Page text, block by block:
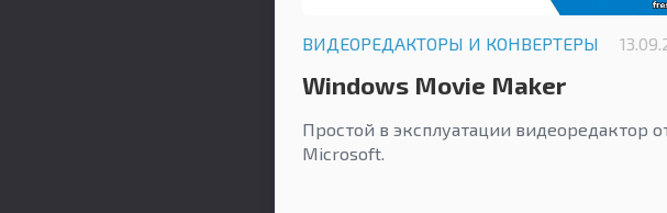
ВИДЕОРЕДАКТОРЫ И КОНВЕРТЕРЫ
Windows Movie Maker
Простой в эксплуатации видеоредактор
Microsoft.